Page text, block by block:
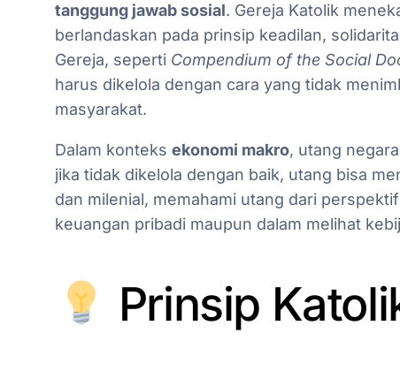
tanggung jawab sosial. Gereja Katolik
berlandaskan pada prinsip keadilan,
Gereja, seperti Compendium of the Social
harus dikelola dengan cara yang tidak
masyarakat.
Dalam konteks ekonomi makro, utang
jika tidak dikelola dengan baik, utang bisa
dan milenial, memahami utang dari
keuangan pribadi maupun dalam melihat
Prinsip